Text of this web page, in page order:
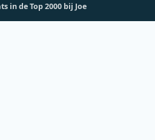
in de Top 2000 bij Joe